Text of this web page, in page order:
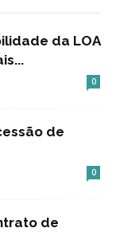
da LOA
0
de
0
de